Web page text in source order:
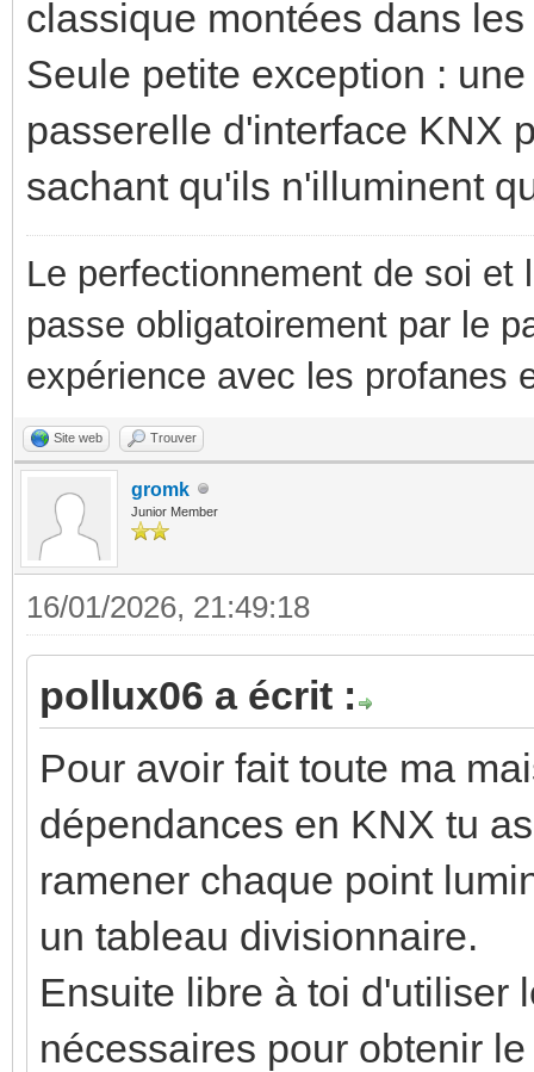
classique montées dans
Seule petite exception :
passerelle d'interface KNX
sachant qu'ils n'illuminent
Le perfectionnement de soi
passe obligatoirement par le
expérience avec les profanes
Site web Trouver
gromk
Junior Member
16/01/2026, 21:49:18
pollux06 a écrit :
Pour avoir fait toute ma
dépendances en KNX tu
ramener chaque point
un tableau divisionnaire.
Ensuite libre à toi d'utiliser
nécessaires pour obtenir